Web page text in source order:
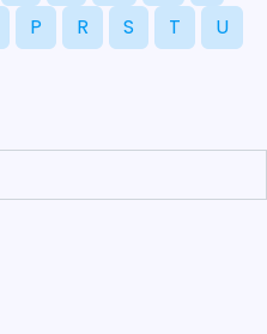
P R S T
U